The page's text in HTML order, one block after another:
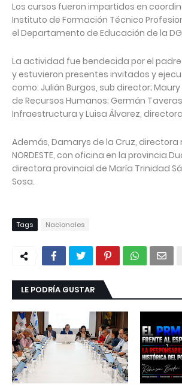
Los cursos fueron impartidos en
Instituto de Formación Técnico
el Departamento de Educación de la
La actividad fue bendecida por el
y estuvieron presentes invitados y
como: Julián Burgos, sub director;
de Recursos Humanos; Germán
Infraestructura y Luisa Álvarez,
Además, Damarys de la Cruz, directora
NORDESTE, con oficina en la provincia
directora provincial de María Trinidad
Sosa.
Tags Nacionales
LE PODRÍA GUSTAR